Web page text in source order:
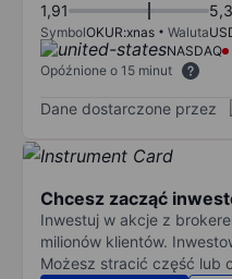
1,91
SymbolOKUR:xnas Waluta
NASDAQ
Opóźnione o 15 minut
Dane dostarczone przez
Chcesz zacząć
Inwestuj w akcje z
milionów klientów.
Możesz stracić część lub